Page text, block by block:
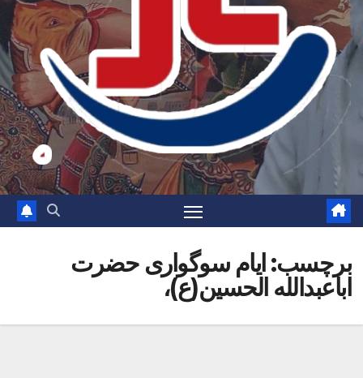
برچسب: ایام سوگواری حضرت
اباعبدالله الحسین(ع)،